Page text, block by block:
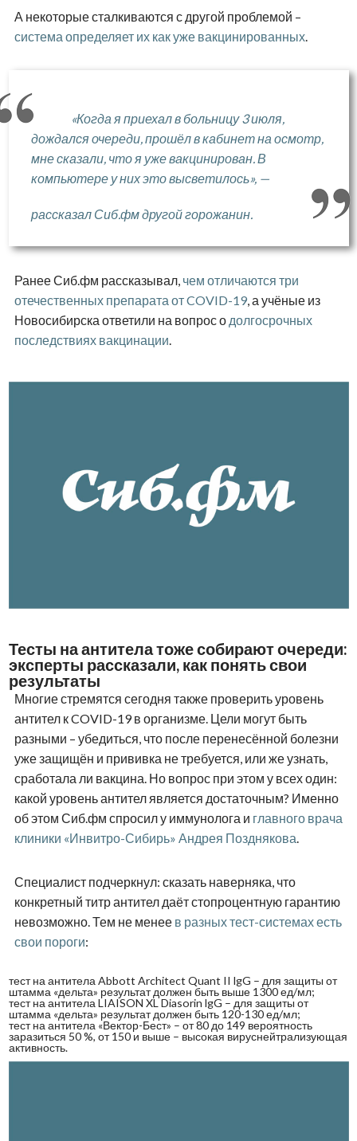
А некоторые сталкиваются с другой проблемой –
система определяет их как уже вакцинированных.
«Когда я приехал в больницу 3 июля,
дождался очереди, прошёл в кабинет на осмотр,
мне сказали, что я уже вакцинирован. В
компьютере у них это высветилось», —
рассказал Сиб.фм другой горожанин.
Ранее Сиб.фм рассказывал, чем отличаются три
отечественных препарата от COVID-19, а учёные из
Новосибирска ответили на вопрос о долгосрочных
последствиях вакцинации.
Тесты на антитела тоже собирают очереди:
эксперты рассказали, как понять свои
результаты
Многие стремятся сегодня также проверить уровень
антител к COVID-19 в организме. Цели могут быть
разными – убедиться, что после перенесённой болезни
уже защищён и прививка не требуется, или же узнать,
сработала ли вакцина. Но вопрос при этом у всех один:
какой уровень антител является достаточным? Именно
об этом Сиб.фм спросил у иммунолога и главного врача
клиники «Инвитро-Сибирь» Андрея Позднякова.
Специалист подчеркнул: сказать наверняка, что
конкретный титр антител даёт стопроцентную гарантию
невозможно. Тем не менее в разных тест-системах есть
свои пороги:
тест на антитела Abbott Architect Quant II lgG – для защиты от
штамма «дельта» результат должен быть выше 1300 ед/мл;
тест на антитела LIAISON XL Diasorin lgG – для защиты от
штамма «дельта» результат должен быть 120-130 ед/мл;
тест на антитела «Вектор-Бест» – от 80 до 149 вероятность
заразиться 50 %, от 150 и выше – высокая вируснейтрализующая
активность.